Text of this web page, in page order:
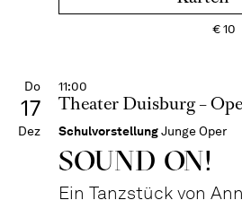
€10
Do
17
Dez
11:00
Theater Duisburg –
SchulvorstellungJunge Oper
SOUND ON!
Ein Tanzstück von